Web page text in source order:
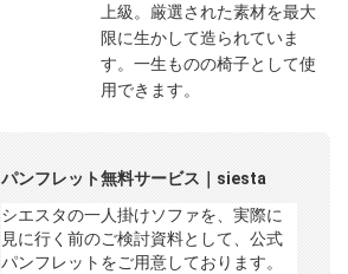
上級。厳選された素材を最大
限に生かして造られていま
す。一生ものの椅子として使
用できます。
パンフレット無料サービス｜siesta
シエスタの一人掛けソファを、実際に
見に行く前のご検討資料として、公式
パンフレットをご用意しております。